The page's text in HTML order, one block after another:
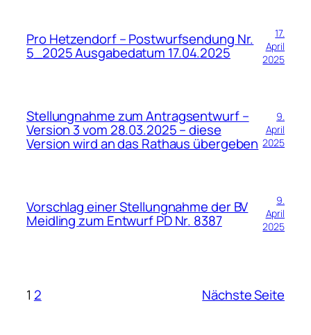
Pro Hetzendorf – Postwurfsendung Nr.
5_2025 Ausgabedatum 17.04.2025
17.
April
2025
Stellungnahme zum Antragsentwurf –
Version 3 vom 28.03.2025 – diese
Version wird an das Rathaus übergeben
9.
April
2025
Vorschlag einer Stellungnahme der BV
Meidling zum Entwurf PD Nr. 8387
9.
April
2025
1 2 Nächste Seite